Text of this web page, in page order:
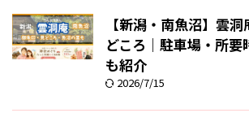
【新潟・南魚沼】雲
どころ｜駐車場・所
も紹介
2026/7/15